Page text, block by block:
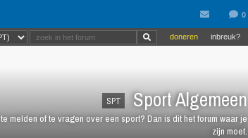
SPT Sport Algemeen
melden of te vragen over een sport? Dan is dit het forum waar je
zijn moet.
inbreuk?
doneren